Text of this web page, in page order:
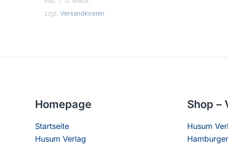
zzgl.Versandkosten
Homepage
Startseite
Husum Verlag
Shop –
Husum